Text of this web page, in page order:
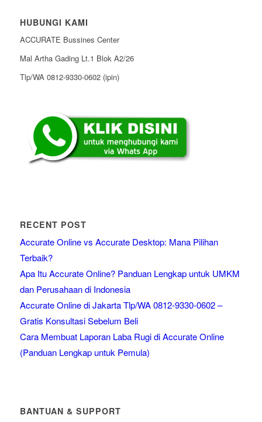
HUBUNGI KAMI
ACCURATE Bussines Center
Mal Artha Gading Lt.1 Blok A2/26
Tlp/WA 0812-9330-0602 (ipin)
RECENT POST
Accurate Online vs Accurate Desktop: Mana Pilihan
Terbaik?
Apa Itu Accurate Online? Panduan Lengkap untuk UMKM
dan Perusahaan di Indonesia
Accurate Online di Jakarta Tlp/WA 0812-9330-0602 –
Gratis Konsultasi Sebelum Beli
Cara Membuat Laporan Laba Rugi di Accurate Online
(Panduan Lengkap untuk Pemula)
BANTUAN & SUPPORT